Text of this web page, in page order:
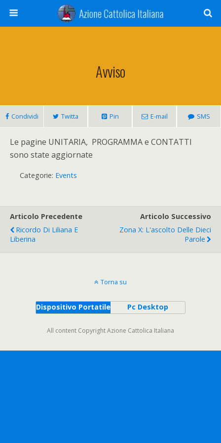
Avviso
Condividi Twitta Pin E-mail SMS
Le pagine UNITARIA, PROGRAMMA e CONTATTI
sono state aggiornate
Categorie: Events
Articolo Precedente
Ricordo Di Liliana E
Liberina
Articolo Successivo
Zona X: L'ascolto Delle Dieci
Parole
Torna su
Dispositivo Portatile Pc Desktop
All content Copyright Azione Cattolica Italiana